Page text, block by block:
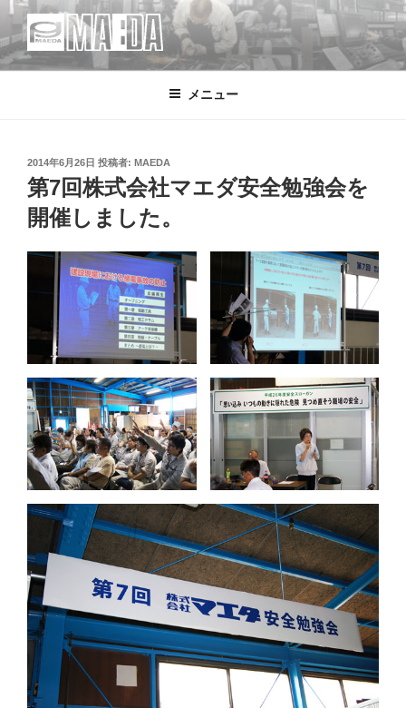
テ
ン
MAEDA
株式会社マエダ 鋼製建具・装飾金物製品・強化ガラス製品・装飾アク
リル製品・サイン の 設計・デザイン・製作・施工
メニュー
投
稿
日:
2014年6月26日 投稿者: MAEDA
第7回株式会社マエダ安全勉強会を
開催しました。